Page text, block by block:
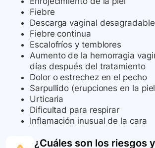
Fiebre
Descarga vaginal desagradable
Fiebre continua
Escalofríos y temblores
Aumento de la hemorragia
días después del tratamiento
Dolor o estrechez en el pecho
Sarpullido (erupciones en la
Urticaria
Dificultad para respirar
Inflamación inusual de la cara
¿Cuáles son los riesgos y